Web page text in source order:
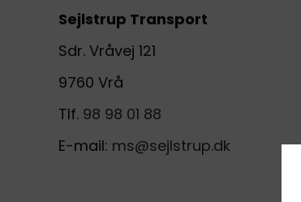
Sejlstrup Transport
Sdr. Vråvej 121
9760 Vrå
Tlf. 98 98 01 88
E-mail: ms@sejlstrup.dk